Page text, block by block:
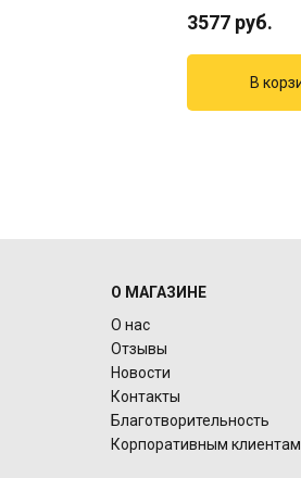
3577 руб.
О МАГАЗИНЕ
О нас
Отзывы
Новости
Контакты
Благотворительность
Корпоративным клиентам